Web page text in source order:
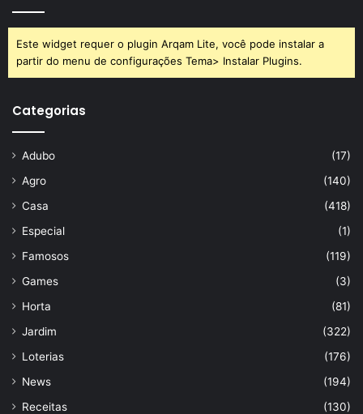
Este widget requer o plugin Arqam Lite, você pode instalar a
partir do menu de configurações Tema> Instalar Plugins.
Categorias
Adubo
(17)
Agro
(140)
Casa
(418)
Especial
(1)
Famosos
(119)
Games
(3)
Horta
(81)
Jardim
(322)
Loterias
(176)
News
(194)
Receitas
(130)